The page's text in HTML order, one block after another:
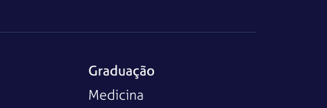
Graduação
Medicina